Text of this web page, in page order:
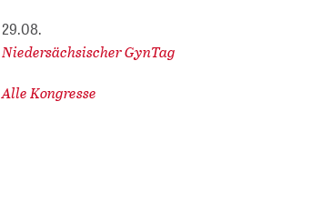
29.08.
Niedersächsischer GynTag
Alle Kongresse